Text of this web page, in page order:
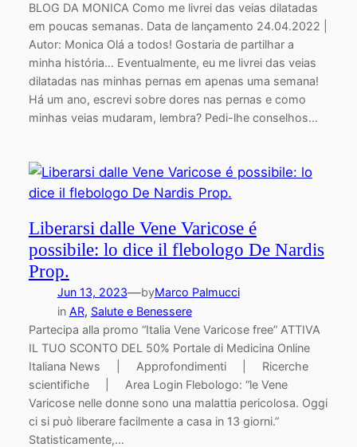
BLOG DA MONICA Como me livrei das veias dilatadas
em poucas semanas. Data de lançamento 24.04.2022 |
Autor: Monica Olá a todos! Gostaria de partilhar a
minha história… Eventualmente, eu me livrei das veias
dilatadas nas minhas pernas em apenas uma semana!
Há um ano, escrevi sobre dores nas pernas e como
minhas veias mudaram, lembra? Pedi-lhe conselhos…
Liberarsi dalle Vene Varicose é
possibile: lo dice il flebologo De Nardis
Prop.
Jun 13, 2023—byMarco Palmucci
in AR, Salute e Benessere
Partecipa alla promo “Italia Vene Varicose free” ATTIVA
IL TUO SCONTO DEL 50% Portale di Medicina Online
Italiana News | Approfondimenti | Ricerche
scientifiche | Area Login Flebologo: “le Vene
Varicose nelle donne sono una malattia pericolosa. Oggi
ci si può liberare facilmente a casa in 13 giorni.”
Statisticamente,…